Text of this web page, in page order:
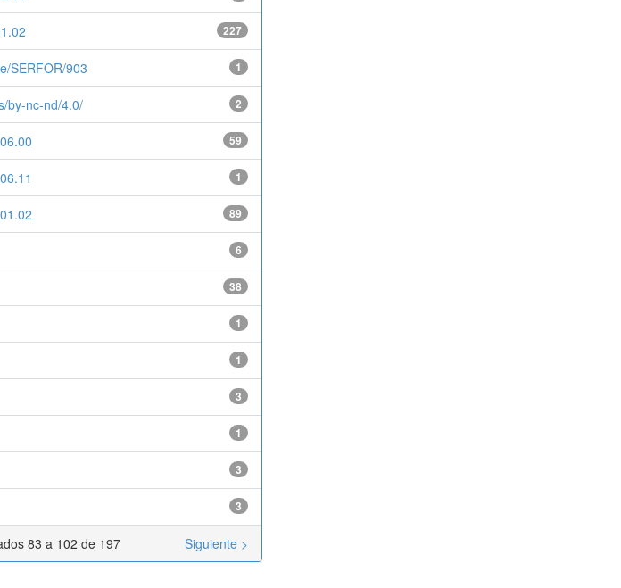
227
SERFOR/903 1
by-nc-nd/4.0/ 2
59
1
89
6
38
1
1
3
1
3
3
83 a 102 de 197 Siguiente >